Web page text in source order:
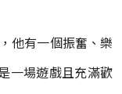
他有一個振奮、樂
一場遊戲且充滿歡